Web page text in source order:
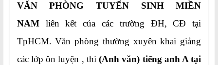
VĂN PHÒNG TUYỂN SINH MIỀN
NAMliên kết của các trường ĐH, CĐ tại
TpHCM. Văn phòng thường xuyên khai giảng
các lớp ôn luyện , thi(Anh văn) tiếng anh A tại